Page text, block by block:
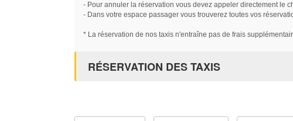
- Pour annuler la réservation vous devez appeler directement le
- Dans votre espace passager vous trouverez toutes vos
* La réservation de nos taxis n'entraîne pas de frais
RÉSERVATION DES TAXIS